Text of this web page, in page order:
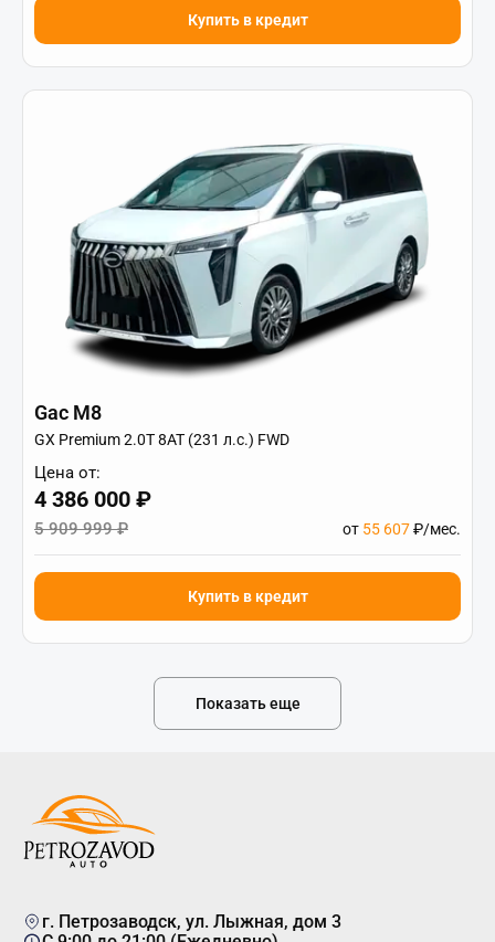
Купить в кредит
Gac M8
GX Premium 2.0T 8AT (231 л.с.) FWD
Цена от:
4 386 000 ₽
5 909 999 ₽ от 55 607₽/мес.
Купить в кредит
Показать еще
г. Петрозаводск, ул. Лыжная, дом 3